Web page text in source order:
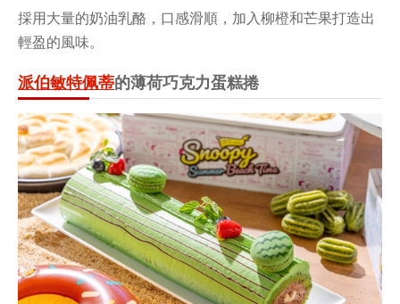
採用大量的奶油乳酪，口感滑順 ，加入柳橙和芒果打造出
輕盈的風味。
派伯敏特佩蒂的薄荷巧克力蛋糕捲